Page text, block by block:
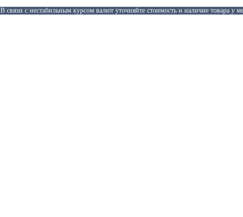
В связи с нестабильным курсом валют уточняйте стоимость и наличие товара у